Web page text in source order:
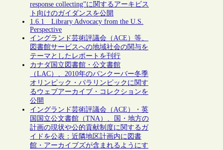
response collecting”に関するアーキビス
ト向けのガイダンスを公開
1.6.1 Library Advocacy from the U.S.
Perspective
イングランド芸術評議会（ACE）等、
図書館サービスへの地域社会の関与を
テーマとしたレポートを刊行
カナダ国立図書館・公文書館
（LAC）、2010年のバンクーバー冬季
オリンピック・パラリンピックに関す
るウェブアーカイブ・コレクションを
公開
イングランド芸術評議会（ACE）・英
国国立公文書館（TNA）、国・地方の
計画の現状や公的貢献制度に関するガ
イドを公表：近隣地区計画内に図書
館・アーカイブズが含まれるようにす